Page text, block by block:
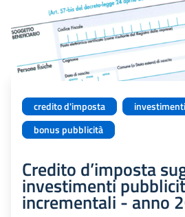
credito d'imposta
investimenti
bonus pubblicità
Credito d’imposta
investimenti
incrementali - anno